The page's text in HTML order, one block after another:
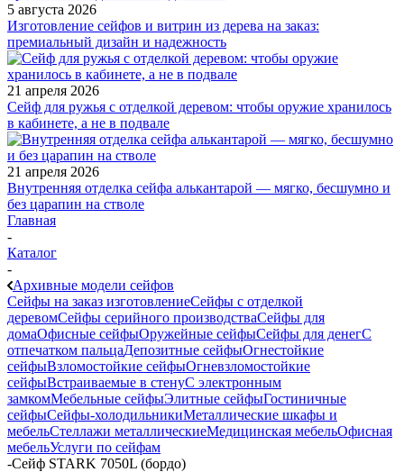
5 августа 2026
Изготовление сейфов и витрин из дерева на заказ:
премиальный дизайн и надежность
21 апреля 2026
Сейф для ружья с отделкой деревом: чтобы оружие хранилось
в кабинете, а не в подвале
21 апреля 2026
Внутренняя отделка сейфа алькантарой — мягко, бесшумно и
без царапин на стволе
Главная
-
Каталог
-
Архивные модели сейфов
Сейфы на заказ изготовлениеСейфы с отделкой
деревомСейфы серийного производстваСейфы для
домаОфисные сейфыОружейные сейфыСейфы для денегС
отпечатком пальцаДепозитные сейфыОгнестойкие
сейфыВзломостойкие сейфыОгневзломостойкие
сейфыВстраиваемые в стенуС электронным
замкомМебельные сейфыЭлитные сейфыГостиничные
сейфыСейфы-холодильникиМеталлические шкафы и
мебельСтеллажи металлическиеМедицинская мебельОфисная
мебельУслуги по сейфам
-Сейф STARK 7050L (бордо)